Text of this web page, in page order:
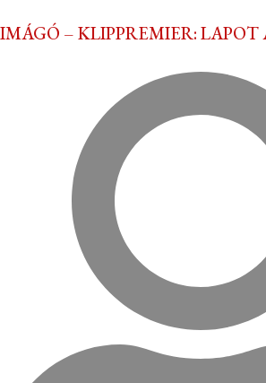
IMÁGÓ – KLIPPREMIER: LAPOT